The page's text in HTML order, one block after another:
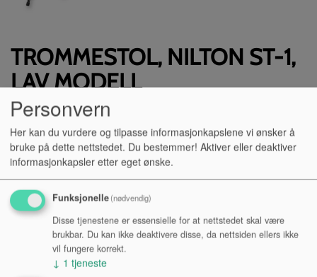
TROMMESTOL, NILTON ST-1,
LAV MODELL
Material
Stål, sky
Färg
Svart
Belastning
Personvern
Her kan du vurdere og tilpasse informasjonkapslene vi ønsker å
bruke på dette nettstedet. Du bestemmer! Aktiver eller deaktiver
informasjonkapsler etter eget ønske.
Funksjonelle(nødvendig)
Disse tjenestene er essensielle for at nettstedet skal være
brukbar. Du kan ikke deaktivere disse, da nettsiden ellers ikke
vil fungere korrekt.
↓ 1 tjeneste